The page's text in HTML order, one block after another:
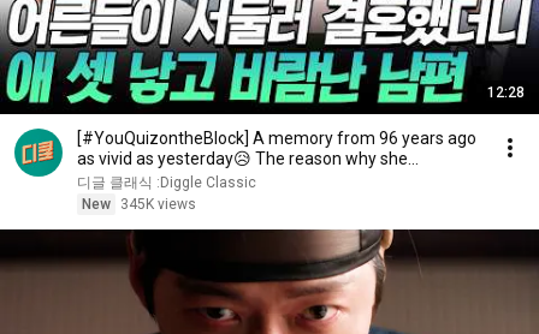
12:28
[#YouQuizontheBlock] A memory from 96 years ago
as vivid as yesterday😥 The reason why she
changed...
디글 클래식 :Diggle Classic
New
345K views